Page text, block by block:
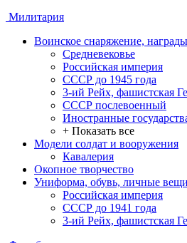
Милитария
Воинское снаряжение,
Средневековье
Российская империя
СССР до 1945 года
3-ий Рейх, фашистская
СССР послевоенный
Иностранные
+ Показать все
Модели солдат и вооружения
Кавалерия
Окопное творчество
Униформа, обувь, личные вещи
Российская империя
СССР до 1941 года
3-ий Рейх, фашистская